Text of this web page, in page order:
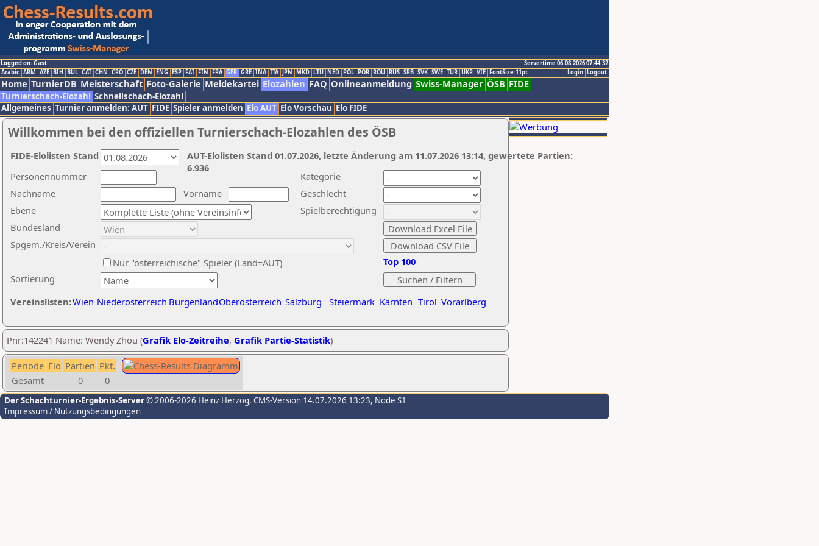
Logged on: Gast
Servertime 06.08.2026 07:44:32
Logout
Login
Arabic ARM AZE BIH BUL CAT CHN CRO CZE DEN ENG ESP FAI FIN FRA GER GRE INA ITA JPN MKD LTU NED POL POR ROU RUS SRB SVK SWE TUR UKR VIE FontSize:11pt
Home TurnierDB Meisterschaft Foto-Galerie Meldekartei Elozahlen FAQ Onlineanmeldung Swiss-Manager ÖSB FIDE
Turnierschach-Elozahl Schnellschach-Elozahl
Allgemeines Turnier anmelden: AUT FIDE Spieler anmelden Elo AUT Elo Vorschau Elo FIDE
Willkommen bei den offiziellen Turnierschach-Elozahlen des ÖSB
Nachname
Vorname
Ebene
Kategorie
Sortierung
Personennummer
Bundesland
Spgem./Kreis/Verein
Geschlecht
Nur "österreichische" Spieler (Land=AUT)
Spielberechtigung
Vereinslisten:Wien Niederösterreich BurgenlandOberösterreich Salzburg Steiermark Kärnten Tirol Vorarlberg
Top 100
AUT-Elolisten Stand 01.07.2026, letzte Änderung am 11.07.2026 13:14, gewertete Partien:
6.936
FIDE-Elolisten Stand
Pnr:142241 Name: Wendy Zhou (Grafik Elo-Zeitreihe, Grafik Partie-Statistik)
Periode Elo Partien Pkt.
Gesamt
0 0
Der Schachturnier-Ergebnis-Server© 2006-2026 Heinz Herzog, CMS-Version 14.07.2026 13:23, Node S1
Impressum / Nutzungsbedingungen